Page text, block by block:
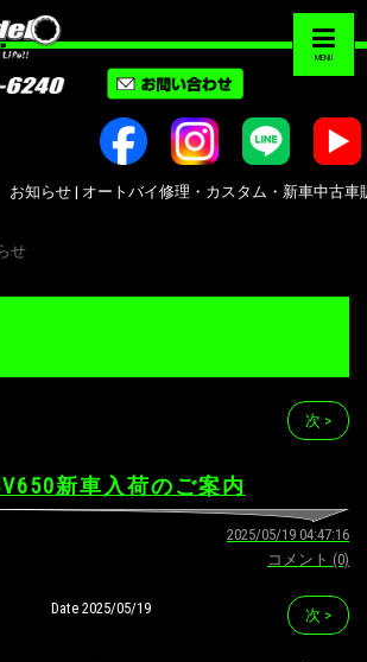
MENU
お知らせ | オートバイ修理・カスタム・新車中古車
せ
次 >
新車入荷のご案内
2025/05/19 04:47:16
コメント (0)
次 >
Date 2025/05/19